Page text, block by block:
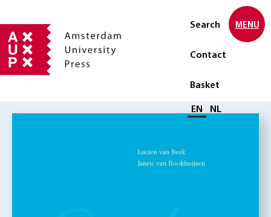
Search
Contact
Basket
Select language
EN NL
MENU